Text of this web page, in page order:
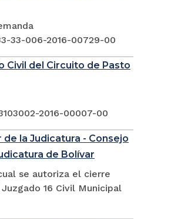
33-006-2016-00729-00
Civil del Circuito de Pasto
2016-00007-00
la Judicatura - Consejo
de Bolívar
se autoriza el cierre
16 Civil Municipal